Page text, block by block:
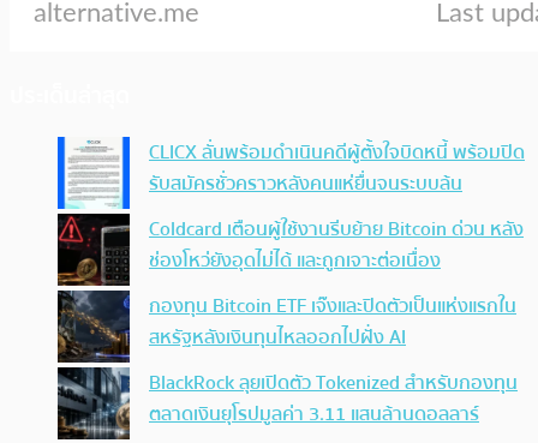
CLICX ลั่นพร้อมดำเนินคดีผู้ตั้งใจบิดหนี้ พร้อมปิด
รับสมัครชั่วคราวหลังคนแห่ยื่นจนระบบล้น
Coldcard เตือนผู้ใช้งานรีบย้าย Bitcoin ด่วน หลัง
ช่องโหว่ยังอุดไม่ได้ และถูกเจาะต่อเนื่อง
กองทุน Bitcoin ETF เจ๊งและปิดตัวเป็นแห่งแรกใน
สหรัฐหลังเงินทุนไหลออกไปฝั่ง AI
BlackRock ลุยเปิดตัว Tokenized สำหรับกองทุน
ตลาดเงินยุโรปมูลค่า 3.11 แสนล้านดอลลาร์